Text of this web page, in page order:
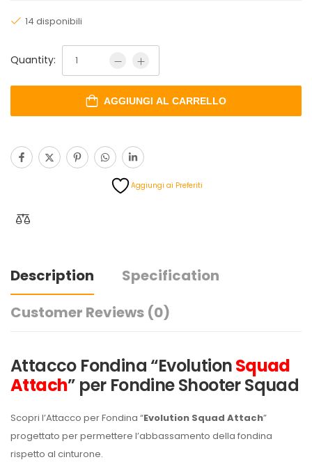
14 disponibili
Quantity:
AGGIUNGI AL CARRELLO
Aggiungi ai Preferiti
Description
Specification
Customer Reviews (0)
Attacco Fondina “EvolutionSquad
Attach” per Fondine Shooter Squad
Scopri l’Attacco per Fondina “Evolution Squad Attach”
progettato per permettere l’abbassamento della fondina
rispetto al cinturone.